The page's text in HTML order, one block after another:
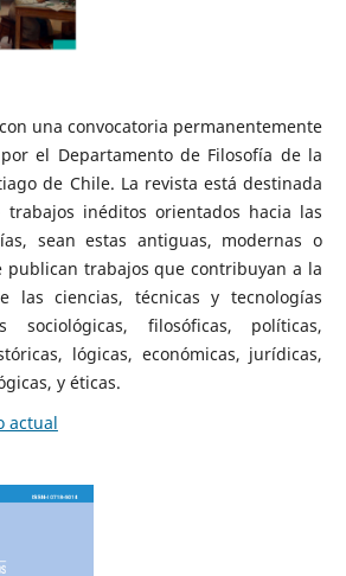
una convocatoria permanentemente
el Departamento de Filosofía de la
de Chile. La revista está destinada
inéditos orientados hacia las
sean estas antiguas, modernas o
publican trabajos que contribuyan a la
las ciencias, técnicas y tecnologías
sociológicas, filosóficas, políticas,
lógicas, económicas, jurídicas,
y éticas.
actual